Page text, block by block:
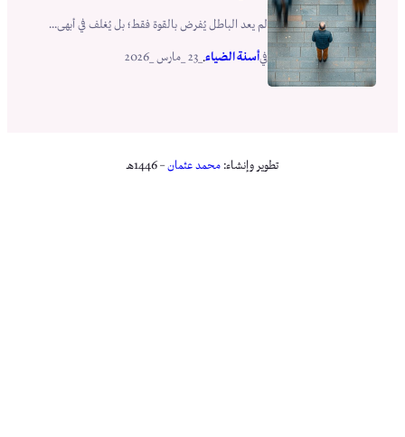
لم يعد الباطل يُفرض بالقوة فقط؛ بل يُغلف في أبهى...
فيأسنة الضياء.
تطوير وإنشاء: محمد عثمان– 1446هـ